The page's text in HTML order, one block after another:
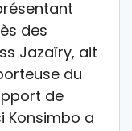
des
Jazaïry, ait
du
de
Konsimbo a